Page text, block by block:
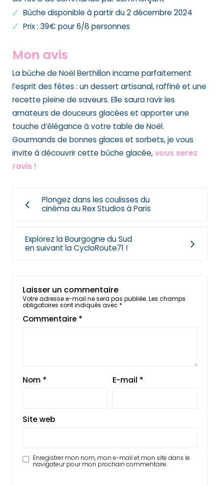
Bûche disponible à partir du 2 décembre 2024
Prix : 39€ pour 6/8 personnes
Mon avis
La bûche de Noël Berthillon incarne parfaitement
l’esprit des fêtes : un dessert artisanal, raffiné et une
recette pleine de saveurs. Elle saura ravir les
amateurs de douceurs glacées et apporter une
touche d’élégance à votre table de Noël.
Gourmands de bonnes glaces et sorbets, je vous
invite à découvrir cette bûche glacée,vous serez
ravis !
Plongez dans les coulisses du
cinéma au Rex Studios à Paris
Explorez la Bourgogne du Sud
en suivant la CycloRoute71 !
Laisser un commentaire
Votre adresse e-mail ne sera pas publiée. Les champs
obligatoires sont indiqués avec *
Commentaire *
Nom * E-mail *
Site web
Enregistrer mon nom, mon e-mail et mon site dans le
navigateur pour mon prochain commentaire.